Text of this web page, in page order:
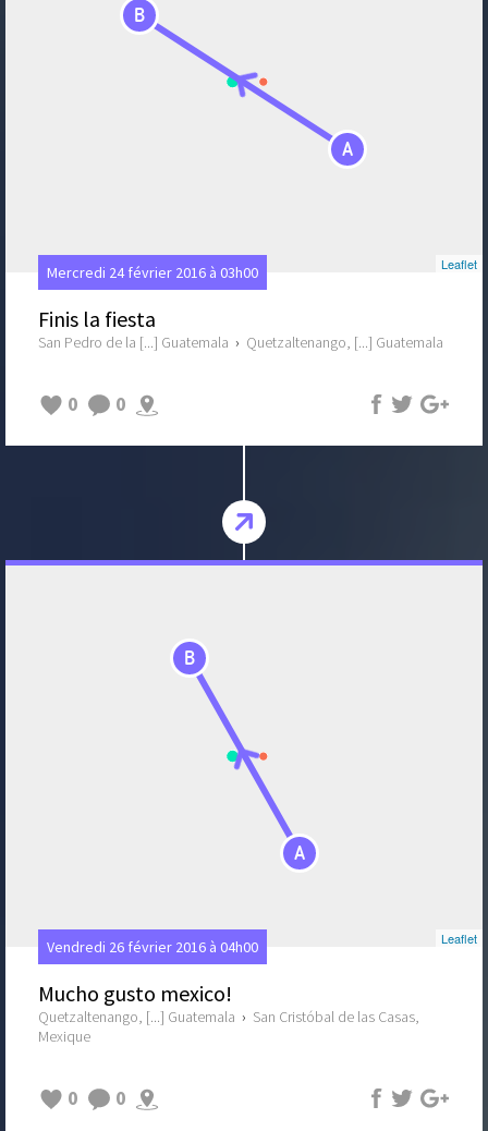
A
B
Leaflet
Mercredi 24 février 2016 à 03h00
Finis la fiesta
San Pedro de la [...] Guatemala › Quetzaltenango, [...] Guatemala
0 0
A
B
Leaflet
Vendredi 26 février 2016 à 04h00
Mucho gusto mexico!
Quetzaltenango, [...] Guatemala › San Cristóbal de las Casas,
Mexique
0 0